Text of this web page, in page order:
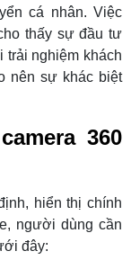
cá nhân. Việc
thấy sự đầu tư
trải nghiệm khách
nên sự khác biệt
360
hiển thị chính
người dùng cần
đây: